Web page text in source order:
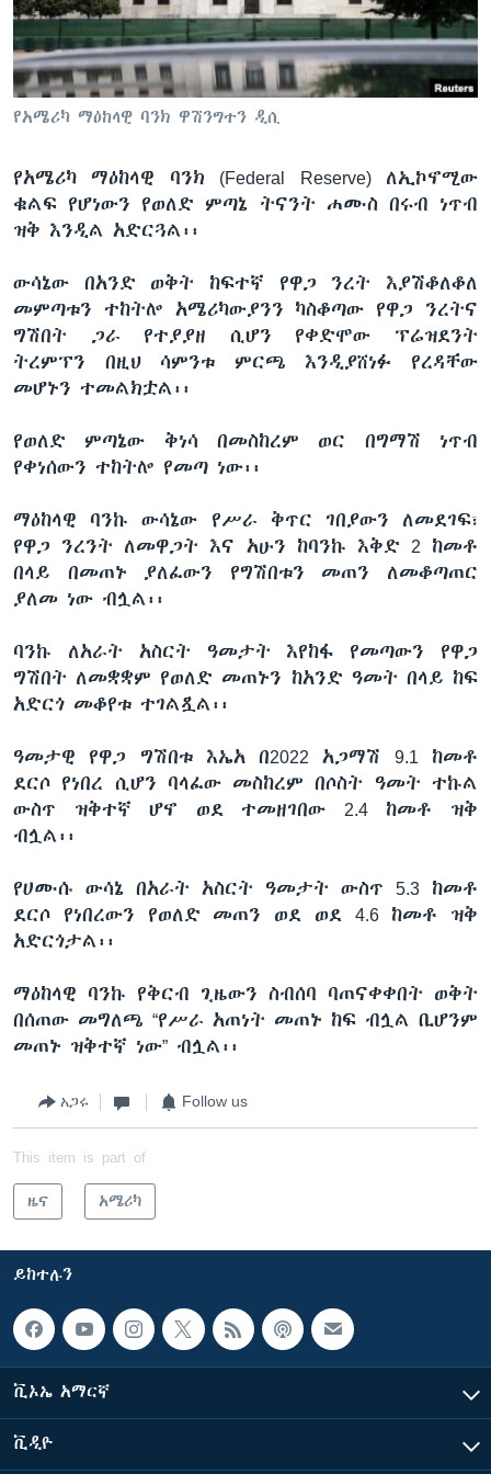
ቋንቋዎች
የአሜሪካ ማዕከላዊ ባንክ ዋሽንግተን ዲሲ
የአሜሪካ ማዕከላዊ ባንክ (Federal Reserve) ለኢኮኖሚው
ቁልፍ የሆነውን የወለድ ምጣኔ ትናንት ሐሙስ በሩብ ነጥብ
ዝቅ እንዲል አድርጓል፡፡
ውሳኔው በአንድ ወቅት ከፍተኛ የዋጋ ንረት እያሽቆለቆለ
መምጣቱን ተከትሎ አሜሪካውያንን ካስቆጣው የዋጋ ንረትና
ግሽበት ጋራ የተያያዘ ሲሆን የቀድሞው ፕሬዝደንት
ትረምፕን በዚህ ሳምንቱ ምርጫ እንዲያሸነፉ የረዳቸው
መሆኑን ተመልክቷል፡፡
የወለድ ምጣኔው ቅነሳ በመስከረም ወር በግማሽ ነጥብ
የቀነሰውን ተከትሎ የመጣ ነው፡፡
ማዕከላዊ ባንኩ ውሳኔው የሥራ ቅጥር ገበያውን ለመደገፍ፣
የዋጋ ንረንት ለመዋጋት እና አሁን ከባንኩ እቅድ 2 ከመቶ
በላይ በመጠኑ ያለፈውን የግሽበቱን መጠን ለመቆጣጠር
ያለመ ነው ብሏል፡፡
ባንኩ ለአራት አስርት ዓመታት እየከፋ የመጣውን የዋጋ
ግሽበት ለመቋቋም የወለድ መጠኑን ከአንድ ዓመት በላይ ከፍ
አድርጎ መቆየቱ ተገልጿል፡፡
ዓመታዊ የዋጋ ግሽበቱ እኤአ በ2022 አጋማሽ 9.1 ከመቶ
ደርሶ የነበረ ሲሆን ባላፈው መስከረም በሶስት ዓመት ተኩል
ውስጥ ዝቅተኛ ሆኖ ወደ ተመዘገበው 2.4 ከመቶ ዝቅ
ብሏል፡፡
የሀሙሱ ውሳኔ በአራት አስርት ዓመታት ውስጥ 5.3 ከመቶ
ደርሶ የነበረውን የወለድ መጠን ወደ ወደ 4.6 ከመቶ ዝቅ
አድርጎታል፡፡
ማዕከላዊ ባንኩ የቅርብ ጊዜውን ስብሰባ ባጠናቀቀበት ወቅት
በሰጠው መግለጫ “የሥራ አጠነት መጠኑ ከፍ ብሏል ቢሆንም
መጠኑ ዝቅተኛ ነው” ብሏል፡፡
አጋሩ Follow us
This item is part of
ዜና አሜሪካ
ይከተሉን
ቪኦኤ አማርኛ
ቪዲዮ